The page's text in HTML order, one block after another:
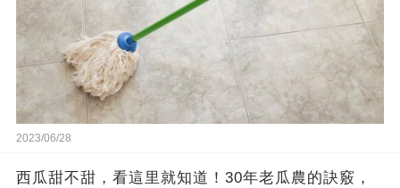
2023/06/28
西瓜甜不甜，看這里就知道！30年老瓜農的訣竅，